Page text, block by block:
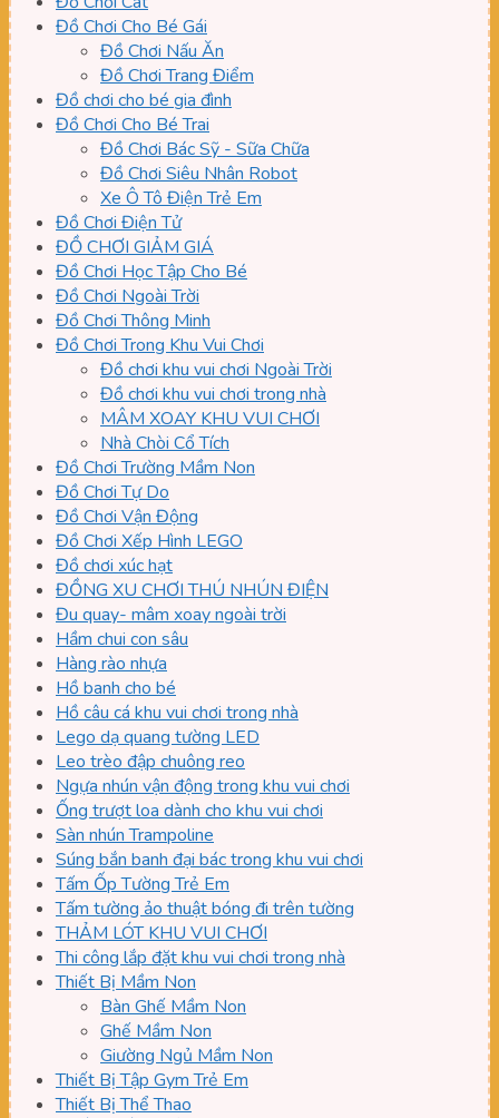
Đồ Chơi Cho Bé Gái
Đồ Chơi Nấu Ăn
Đồ Chơi Trang Điểm
Đồ chơi cho bé gia đình
Đồ Chơi Cho Bé Trai
Đồ Chơi Bác Sỹ - Sữa Chữa
Đồ Chơi Siêu Nhân Robot
Xe Ô Tô Điện Trẻ Em
Đồ Chơi Điện Tử
ĐỒ CHƠI GIẢM GIÁ
Đồ Chơi Học Tập Cho Bé
Đồ Chơi Ngoài Trời
Đồ Chơi Thông Minh
Đồ Chơi Trong Khu Vui Chơi
Đồ chơi khu vui chơi Ngoài Trời
Đồ chơi khu vui chơi trong nhà
MÂM XOAY KHU VUI CHƠI
Nhà Chòi Cổ Tích
Đồ Chơi Trường Mầm Non
Đồ Chơi Tự Do
Đồ Chơi Vận Động
Đồ Chơi Xếp Hình LEGO
Đồ chơi xúc hạt
ĐỒNG XU CHƠI THÚ NHÚN ĐIỆN
Đu quay- mâm xoay ngoài trời
Hầm chui con sâu
Hàng rào nhựa
Hồ banh cho bé
Hồ câu cá khu vui chơi trong nhà
Lego dạ quang tường LED
Leo trèo đập chuông reo
Ngựa nhún vận động trong khu vui chơi
Ống trượt loa dành cho khu vui chơi
Sàn nhún Trampoline
Súng bắn banh đại bác trong khu vui chơi
Tấm Ốp Tường Trẻ Em
Tấm tường ảo thuật bóng đi trên tường
THẢM LÓT KHU VUI CHƠI
Thi công lắp đặt khu vui chơi trong nhà
Thiết Bị Mầm Non
Bàn Ghế Mầm Non
Ghế Mầm Non
Giường Ngủ Mầm Non
Thiết Bị Tập Gym Trẻ Em
Thiết Bị Thể Thao